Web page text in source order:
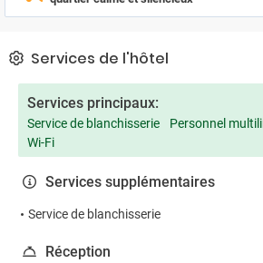
Services de l'hôtel
Services principaux:
Service de blanchisserie Personnel
Wi-Fi
Services supplémentaires
Service de blanchisserie
Réception